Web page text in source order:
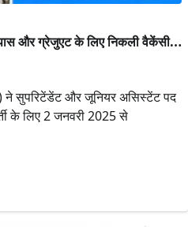
पास और ग्रेजुएट के लिए निकली वैकेंसी…
ने सुपरिटेंडेंट और जूनियर असिस्टेंट पद
के लिए 2 जनवरी 2025 से